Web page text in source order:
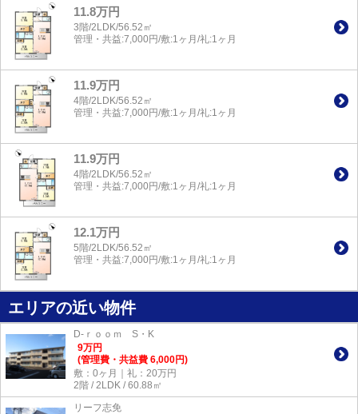
11.8万円
3階/2LDK/56.52㎡
管理・共益:7,000円/敷:1ヶ月/礼:1ヶ月
11.9万円
4階/2LDK/56.52㎡
管理・共益:7,000円/敷:1ヶ月/礼:1ヶ月
11.9万円
4階/2LDK/56.52㎡
管理・共益:7,000円/敷:1ヶ月/礼:1ヶ月
12.1万円
5階/2LDK/56.52㎡
管理・共益:7,000円/敷:1ヶ月/礼:1ヶ月
エリアの近い物件
D-ｒｏｏｍ S・K
9万円
(管理費・共益費 6,000円)
敷：0ヶ月｜礼：20万円
2階 / 2LDK / 60.88㎡
リーフ志免